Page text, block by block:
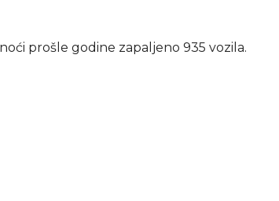
prošle godine zapaljeno 935 vozila.